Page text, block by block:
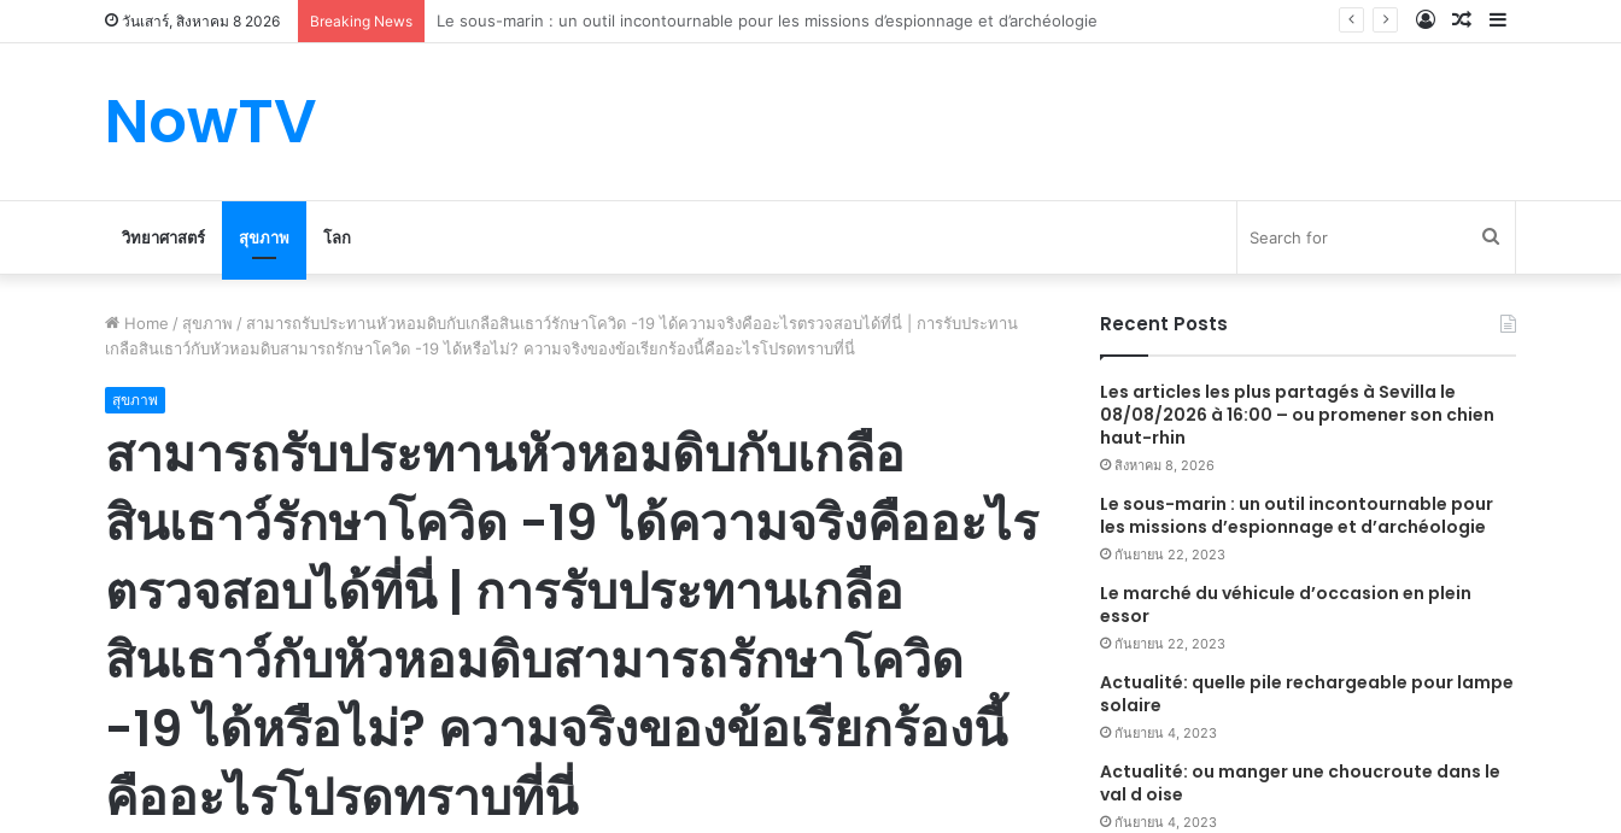
วันเสาร์, สิงหาคม 8 2026 Breaking News Le marché du véhicule d’occasion en plein essor Sidebar
Random
Log
NowTV
วิทยาศาสตร์ สุขภาพ โลก
Home / สุขภาพ / สามารถรับประทานหัวหอมดิบกับเกลือสินเธาว์รักษาโควิด -19 ได้ความจริงคืออะไรตรวจสอบได้ที่นี่ | การรับประทาน
เกลือสินเธาว์กับหัวหอมดิบสามารถรักษาโควิด -19 ได้หรือไม่? ความจริงของข้อเรียกร้องนี้คืออะไรโปรดทราบที่นี่
สุขภาพ
สามารถรับประทานหัวหอมดิบกับเกลือ
สินเธาว์รักษาโควิด -19 ได้ความจริงคืออะไร
ตรวจสอบได้ที่นี่ | การรับประทานเกลือ
สินเธาว์กับหัวหอมดิบสามารถรักษาโควิด
-19 ได้หรือไม่? ความจริงของข้อเรียกร้องนี้
คืออะไรโปรดทราบที่นี่
Recent Posts
Les articles les plus partagés à Sevilla le
08/08/2026 à 16:00 – ou promener son chien
haut-rhin
สิงหาคม 8, 2026
Le sous-marin : un outil incontournable pour
les missions d’espionnage et d’archéologie
กันยายน 22, 2023
Le marché du véhicule d’occasion en plein
essor
กันยายน 22, 2023
Actualité: quelle pile rechargeable pour lampe
solaire
กันยายน 4, 2023
Actualité: ou manger une choucroute dans le
val d oise
กันยายน 4, 2023